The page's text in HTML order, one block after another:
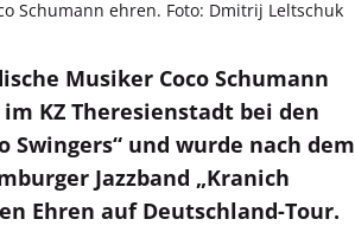
Schumann ehren. Foto: Dmitrij Leltschuk
Musiker Coco Schumann
KZ Theresienstadt bei den
Swingers“ und wurde nach dem
Jazzband „Kranich
Ehren auf Deutschland-Tour.